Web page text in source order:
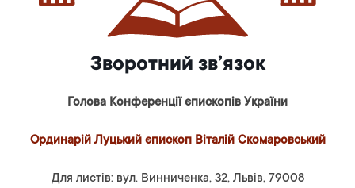
Зворотний зв’язок
Голова Конференції єпископів України
Ординарій Луцький єпископ Віталій Скомаровський
Для листів: вул. Винниченка, 32, Львів, 79008